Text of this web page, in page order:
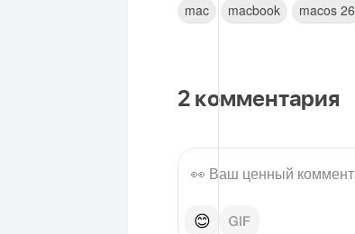
mac macbook macos 26
2 комментария
😊